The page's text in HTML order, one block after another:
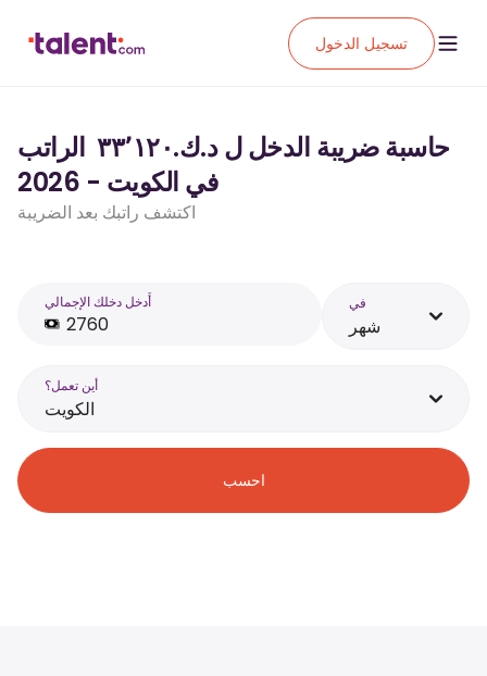
تسجيل الدخول
حاسبة ضريبة الدخل ل د.ك.‏٣٣٬١٢٠ ‏ الراتب
في الكويت - 2026
اكتشف راتبك بعد الضريبة
أَدخل دخلك الإجمالي في
شهر
أين تعمل؟
الكويت
احسب